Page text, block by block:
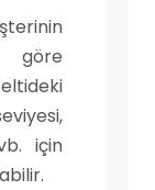
göre
için